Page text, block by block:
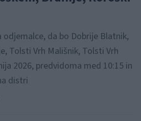
odjemalce, da bo Dobrije Blatnik,
Tolsti Vrh Mališnik, Tolsti Vrh
2026, predvidoma med 10:15 in
distri